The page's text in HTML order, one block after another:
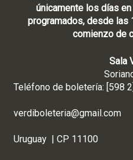
únicamente los días
programados, desde las
comienzo de
Sala
Teléfono de
verdiboleteria@gmail.com
Uruguay |